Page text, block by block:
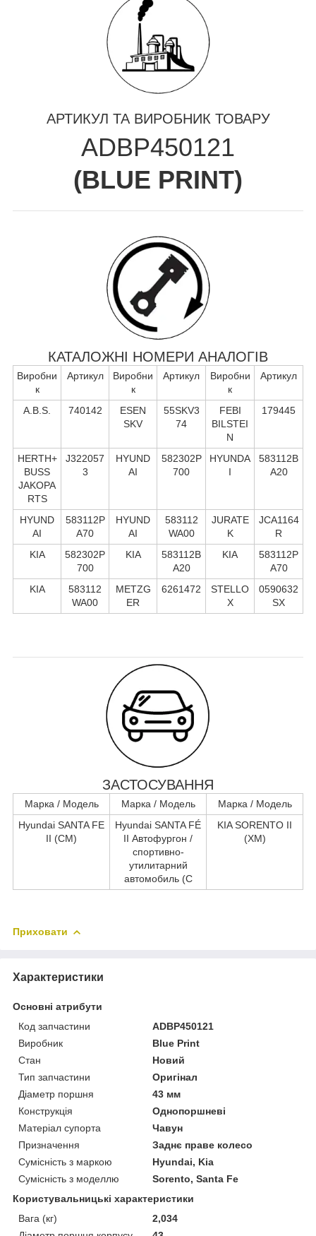
АРТИКУЛ ТА ВИРОБНИК ТОВАРУ
ADBP450121
(BLUE PRINT)
КАТАЛОЖНІ НОМЕРИ АНАЛОГІВ
Виробни
к
Артикул
Виробни
к
Артикул
Виробни
к
Артикул
A.B.S. 740142
ESEN
SKV
55SKV3
74
FEBI
BILSTEI
N
179445
HERTH+
BUSS
JAKOPA
RTS
J322057
3
HYUND
AI
582302P
700
HYUNDA
I
583112B
A20
HYUND
AI
583112P
A70
HYUND
AI
583112
WA00
JURATE
K
JCA1164
R
KIA
582302P
700
KIA
583112B
A20
KIA
583112P
A70
KIA
583112
WA00
METZG
ER
6261472
STELLO
X
0590632
SX
ЗАСТОСУВАННЯ
Марка / Модель Марка / Модель
Марка / Модель
Hyundai SANTA FE
II (CM)
Hyundai SANTA FÉ
II Автофургон /
спортивно-
утилитарний
автомобиль (C
KIA SORENTO II
(XM)
Приховати
Характеристики
Основні атрибути
Код запчастини
ADBP450121
Виробник
Blue Print
Стан
Новий
Тип запчастини
Оригінал
Діаметр поршня
43 мм
Конструкція
Однопоршневі
Матеріал супорта
Чавун
Призначення
Заднє праве колесо
Сумісність з маркою
Hyundai, Kia
Сумісність з моделлю
Sorento, Santa Fe
Користувальницькі характеристики
Вага (кг)
2,034